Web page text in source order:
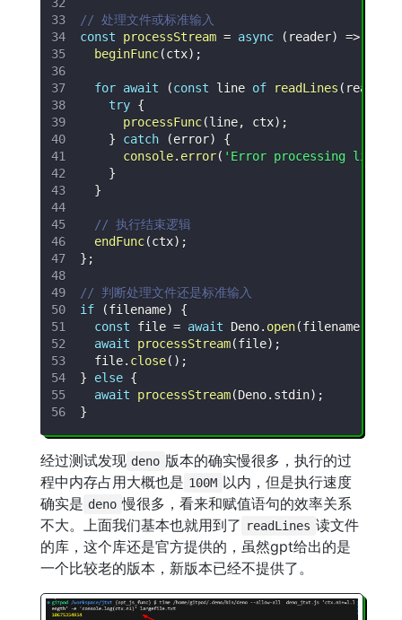
// 处理文件或标准输入
const
processStream = async ( reader) =>
beginFunc(ctx) ;
for await (const line of readLines ( reader
try {
processFunc(line, ctx) ;
}
catch (error)
{
console. error( 'Error processing line:'
}
}
// 执行结束逻辑
endFunc(ctx) ;
} ;
// 判断处理文件还是标准输入
if
(filename)
{
const file = await Deno. open(filename,
await
processStream(file) ;
  file
. close( ) ;
}
else {
await
processStream(Deno. stdin) ;
}
经过测试发现 deno 版本的确实慢很多，执行的过
程中内存占用大概也是 100M 以内，但是执行速度
确实是 deno 慢很多，看来和赋值语句的效率关系
不大。上面我们基本也就用到了 readLines 读文件
的库，这个库还是官方提供的，虽然gpt给出的是
一个比较老的版本，新版本已经不提供了。